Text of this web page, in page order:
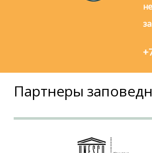
Партнеры